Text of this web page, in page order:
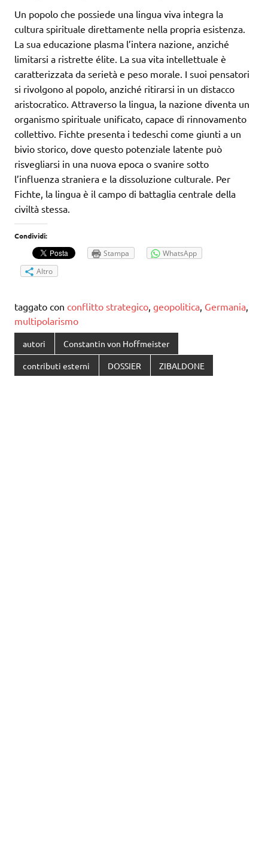
Un popolo che possiede una lingua viva integra la
cultura spirituale direttamente nella propria esistenza.
La sua educazione plasma l’intera nazione, anziché
limitarsi a ristrette élite. La sua vita intellettuale è
caratterizzata da serietà e peso morale. I suoi pensatori
si rivolgono al popolo, anziché ritirarsi in un distacco
aristocratico. Attraverso la lingua, la nazione diventa un
organismo spirituale unificato, capace di rinnovamento
collettivo. Fichte presenta i tedeschi come giunti a un
bivio storico, dove questo potenziale latente può
risvegliarsi in una nuova epoca o svanire sotto
l’influenza straniera e la dissoluzione culturale. Per
Fichte, la lingua è il campo di battaglia centrale della
civiltà stessa.
Condividi:
Stampa
WhatsApp
Altro
taggato con conflitto strategico, geopolitica, Germania,
multipolarismo
autori Constantin von Hoffmeister
contributi esterni DOSSIER ZIBALDONE